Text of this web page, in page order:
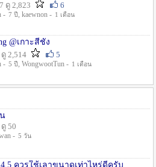
ดู 2,823
6
- 7 ปี , kaewnon - 1 เดือน
@เกาะสีชัง
2,514
5
- 5 ปี , WongwootTun - 1 เดือน
50
- 5 วัน
ควรใช้เลาขนาดเท่าไหร่ดีครับ